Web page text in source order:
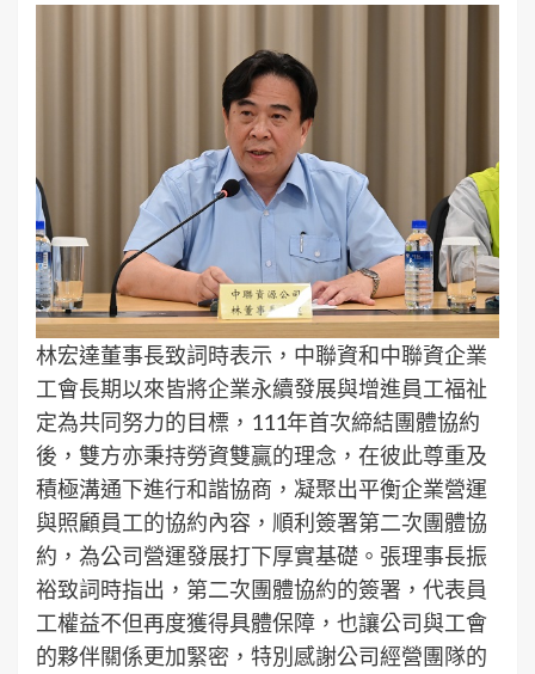
林宏達董事長致詞時表示，中聯資和中聯資企業
工會長期以來皆將企業永續發展與增進員工福祉
定為共同努力的目標，111年首次締結團體協約
後，雙方亦秉持勞資雙贏的理念，在彼此尊重及
積極溝通下進行和諧協商，凝聚出平衡企業營運
與照顧員工的協約內容，順利簽署第二次團體協
約，為公司營運發展打下厚實基礎。張理事長振
裕致詞時指出，第二次團體協約的簽署，代表員
工權益不但再度獲得具體保障，也讓公司與工會
的夥伴關係更加緊密，特別感謝公司經營團隊的